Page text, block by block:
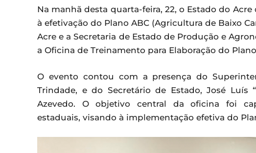
Na manhã desta quarta-feira, 22, o Estado do
à efetivação do Plano ABC (Agricultura de Baixo
Acre e a Secretaria de Estado de Produção e
a Oficina de Treinamento para Elaboração do Plano
O evento contou com a presença do
Trindade, e do Secretário de Estado, José Luís
Azevedo. O objetivo central da oficina foi
estaduais, visando à implementação efetiva do